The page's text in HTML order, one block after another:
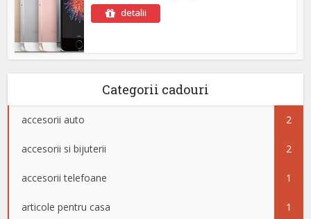
detalii
Categorii cadouri
accesorii auto 2
accesorii si bijuterii 2
accesorii telefoane 1
articole pentru casa 1